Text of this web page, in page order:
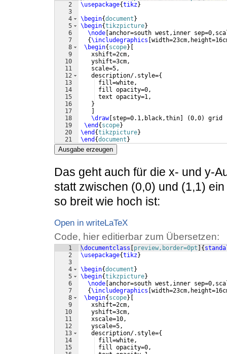
2
3
4
5
6
7
8
9
10
11
12
13
14
15
16
17
18
19
20
21
\usepackage{tikz}
\begin{document }
\begin{tikzpicture}
\node anchor=south west,inner
{\includegraphics
\begin{ scope}
   xshift=2cm,
   yshift=3cm,
   scale=5,
   description/.style=
{
fill=white,
fill opacity=0,
text opacity=1,
}
\draw[ step=0.1,black,thin (0,0) grid
\end { scope}
\end {tikzpicture}
\end {document }
Ausgabe erzeugen
Das geht auch für die x- und y-
statt zwischen (0,0) und (1,1)
so breit wie hoch ist:
Open in writeLaTeX
Code, hier editierbar zum Übersetzen:
1
2
3
4
5
6
7
8
9
10
11
12
13
14
15
\documentclass preview,border=0pt {
\usepackage{tikz}
\begin{document }
\begin{tikzpicture}
\node anchor=south west,inner
{\includegraphics
\begin{ scope}
   xshift=2cm,
   yshift=3cm,
   xscale=10,
   yscale=5,
   description/.style=
{
fill=white,
fill opacity=0,